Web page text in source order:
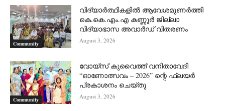
Community
വിദ്യാർത്ഥികളിൽ ആവേശമുണർത്തി
കെ.കെ.എം.എ കണ്ണൂർ ജില്ലാ
വിദ്യാഭാസ അവാർഡ് വിതരണം
August 3, 2026
Community
വോയ്സ് കുവൈത്ത് വനിതാവേദി
“ഓണോത്സവം – 2026” ന്റെ ഫ്ലയർ
പ്രകാശനം ചെയ്തു
August 3, 2026